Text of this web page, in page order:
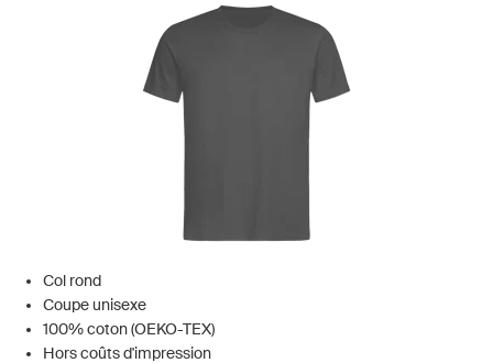
Col rond
Coupe unisexe
100% coton (OEKO-TEX)
Hors coûts d'impression